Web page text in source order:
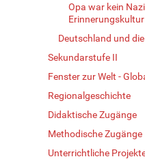
Opa war kein
Erinnerungskultur
Deutschland und
Sekundarstufe II
Fenster zur Welt -
Regionalgeschichte
Didaktische Zugänge
Methodische Zugänge
Unterrichtliche